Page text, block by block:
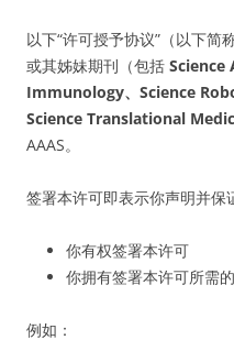
以下“许可授予协议”（以下简
或其姊妹期刊（包括 Science
Immunology、Science
Science Translational
AAAS。
签署本许可即表示你声明并保
你有权签署本许可
你拥有签署本许可所需
例如：